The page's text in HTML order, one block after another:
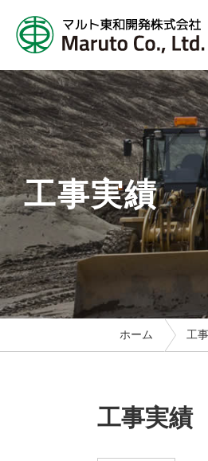
工事実績
ホーム 工
工事実績